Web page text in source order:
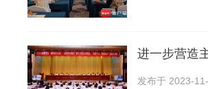
进一步营造
发布于 2023-